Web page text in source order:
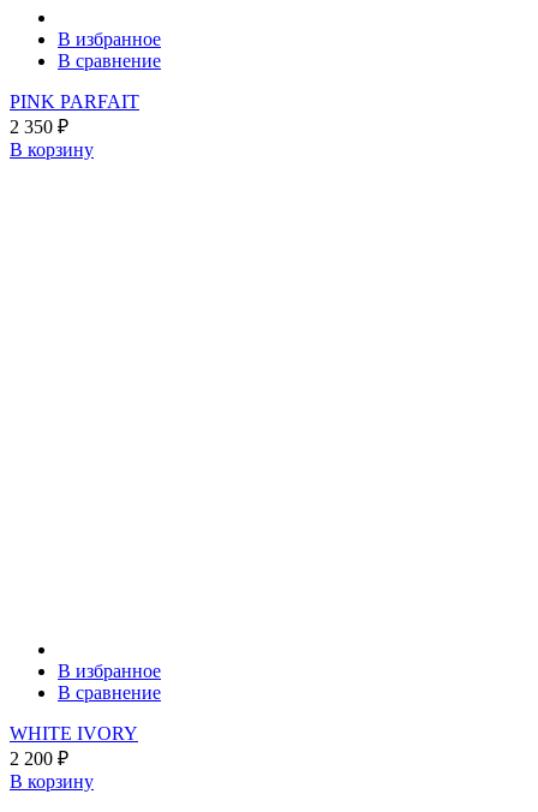
В избранное
В сравнение
PINK PARFAIT
2 350 ₽
В корзину
В избранное
В сравнение
WHITE IVORY
2 200 ₽
В корзину